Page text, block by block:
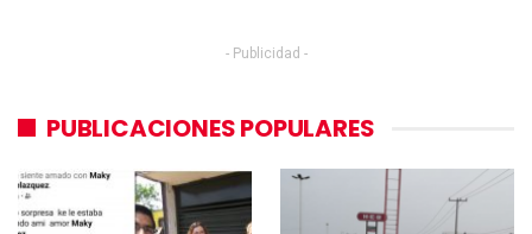
- Publicidad -
PUBLICACIONES POPULARES